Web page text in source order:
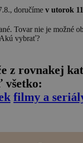
doručíme v utorok
Tovar nie je možné
vybrať?
z rovnakej
všetko:
filmy a